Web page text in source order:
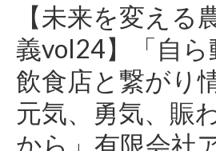
【未来を変える
義vol24】「自ら
飲食店と繋がり
元気、勇気、賑
から」有限会社